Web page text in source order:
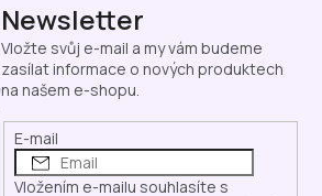
Newsletter
Vložte svůj e-mail a my vám budeme
zasílat informace o nových produktech
na našem e-shopu.
E-mail
Vložením e-mailu souhlasíte s